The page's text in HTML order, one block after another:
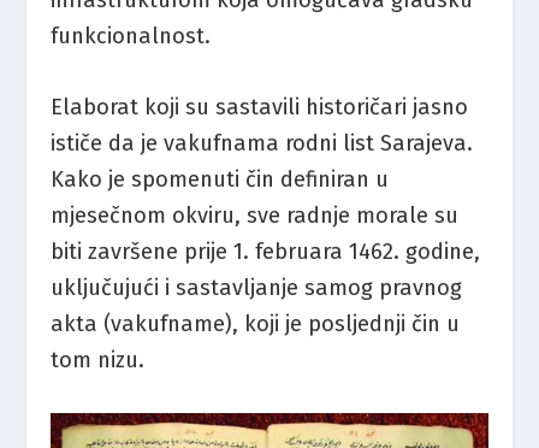
funkcionalnost.
Elaborat koji su sastavili historičari jasno
ističe da je vakufnama rodni list Sarajeva.
Kako je spomenuti čin definiran u
mjesečnom okviru, sve radnje morale su
biti završene prije 1. februara 1462. godine,
uključujući i sastavljanje samog pravnog
akta (vakufname), koji je posljednji čin u
tom nizu.